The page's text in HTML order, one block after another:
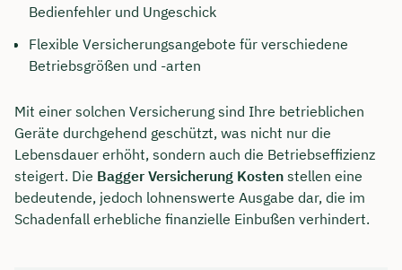
Bedienfehler und Ungeschick
Flexible Versicherungsangebote für verschiedene
Betriebsgrößen und -arten
Mit einer solchen Versicherung sind Ihre betrieblichen
Geräte durchgehend geschützt, was nicht nur die
Lebensdauer erhöht, sondern auch die Betriebseffizienz
steigert. Die Bagger Versicherung Kosten stellen eine
bedeutende, jedoch lohnenswerte Ausgabe dar, die im
Schadenfall erhebliche finanzielle Einbußen verhindert.